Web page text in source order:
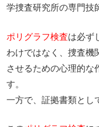
学捜査研究所の専門技
ポリグラフ検査は必ず
わけではなく、捜査機
させるための心理的な
す。
一方で、証拠書類とし